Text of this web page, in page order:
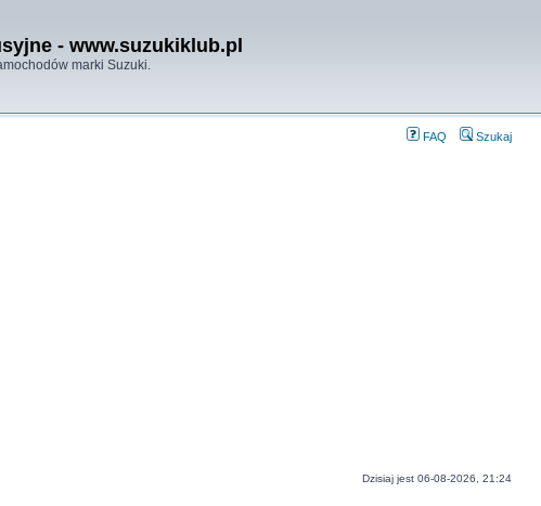
- www.suzukiklub.pl
marki Suzuki.
FAQ Szukaj
Dzisiaj jest 06-08-2026, 21:24